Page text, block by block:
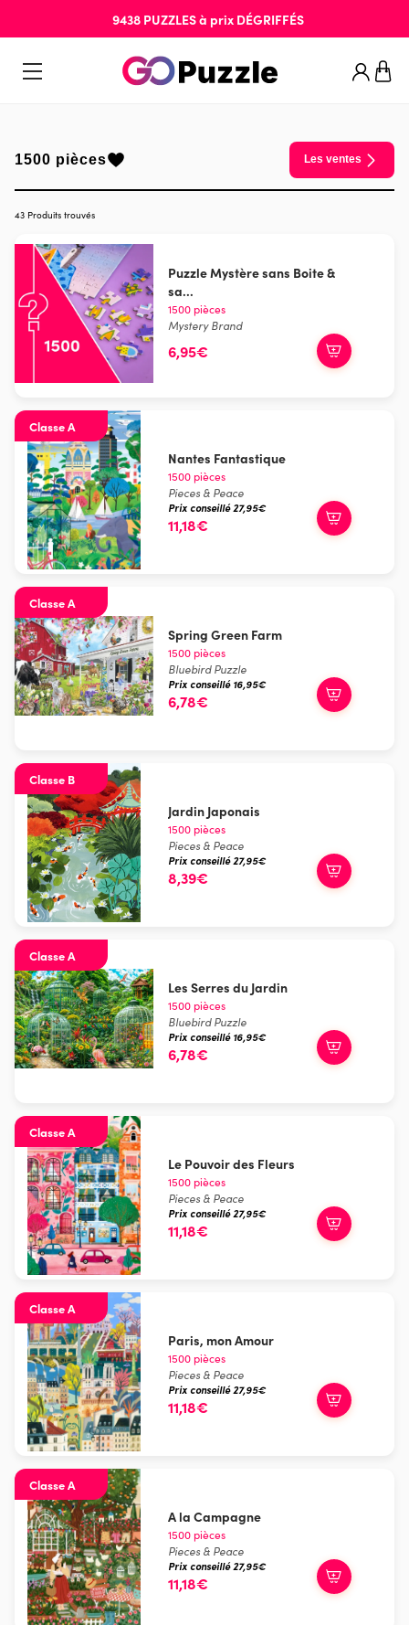
9438 PUZZLESà prix DÉGRIFFÉS
1500 pièces Les ventes
43 Produits trouvés
Puzzle Mystère sans Boite &
sa...
1500 pièces
Mystery Brand
6,95€
Classe A
Nantes Fantastique
1500 pièces
Pieces & Peace
Prix conseillé 27,95€
11,18€
Classe A
Spring Green Farm
1500 pièces
Bluebird Puzzle
Prix conseillé 16,95€
6,78€
Classe B
Jardin Japonais
1500 pièces
Pieces & Peace
Prix conseillé 27,95€
8,39€
Classe A
Les Serres du Jardin
1500 pièces
Bluebird Puzzle
Prix conseillé 16,95€
6,78€
Classe A
Le Pouvoir des Fleurs
1500 pièces
Pieces & Peace
Prix conseillé 27,95€
11,18€
Classe A
Paris, mon Amour
1500 pièces
Pieces & Peace
Prix conseillé 27,95€
11,18€
Classe A
A la Campagne
1500 pièces
Pieces & Peace
Prix conseillé 27,95€
11,18€